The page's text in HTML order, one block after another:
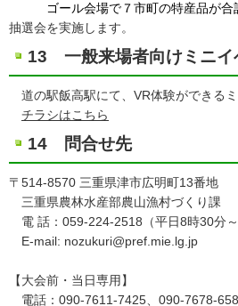
ゴール会場で７市町の特産品が合
抽選会を実施します。
13 一般来場者向けミニイ
道の駅飯高駅にて、VR体験ができるミ
チラシはこちら
14 問合せ先
〒514-8570 三重県津市広明町13番地
三重県農林水産部農山漁村づくり課
電 話：059-224-2518（平日8時30分～
E-mail: nozukuri@pref.mie.lg.jp
【大会前・当日専用】
電話：090-7611-7425、090-7678-